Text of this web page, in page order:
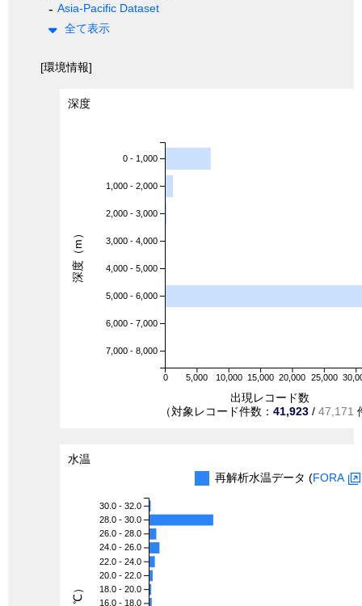
Asia-Pacific Dataset
全て表示
[環境情報]
深度
0 5,000 10,000 15,000 20,000 25,000
0 - 1,000
1,000 - 2,000
2,000 - 3,000
3,000 - 4,000
4,000 - 5,000
5,000 - 6,000
6,000 - 7,000
7,000 - 8,000
出現レコード数
（対象レコード件数： 41,923 / 47,171
深度（m）
水温
再解析水温データ (FORA
30.0 - 32.0
28.0 - 30.0
26.0 - 28.0
24.0 - 26.0
22.0 - 24.0
20.0 - 22.0
18.0 - 20.0
16.0 - 18.0